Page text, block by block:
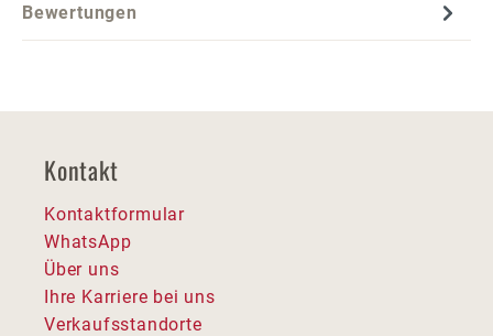
Bewertungen
Kontakt
Kontaktformular
WhatsApp
Über uns
Ihre Karriere bei uns
Verkaufsstandorte